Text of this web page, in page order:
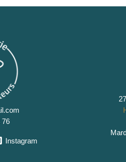
76
Instagram